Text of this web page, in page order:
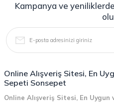
Kampanya ve
Online Alışveriş Sitesi, En
Sepeti Sonsepet
Online Alışveriş Sitesi, En